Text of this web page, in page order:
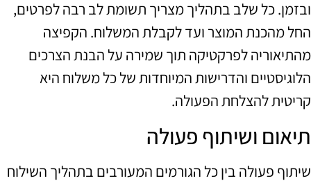
ובזמן. כל שלב בתהליך מצריך תשומת לב רבה לפרטים,
החל מהכנת המוצר ועד לקבלת המשלוח. הקפיצה
מהתיאוריה לפרקטיקה תוך שמירה על הבנת הצרכים
הלוגיסטיים והדרישות המיוחדות של כל משלוח היא
קריטית להצלחת הפעולה.
תיאום ושיתוף פעולה
שיתוף פעולה בין כל הגורמים המעורבים בתהליך השילוח